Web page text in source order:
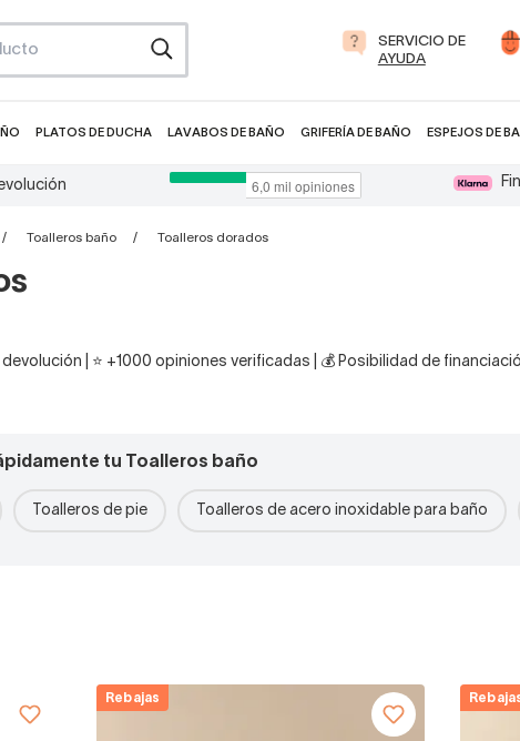
SERVICIO DE
AYUDA
PLATOS DE DUCHA LAVABOS DE BAÑO GRIFERÍA DE BAÑO ESPEJOS DE
Toalleros baño Toalleros dorados
| ⭐ +1000 opiniones verificadas | 💰 Posibilidad de
tu Toalleros baño
Toalleros de pie Toalleros de acero inoxidable para baño
Rebajas